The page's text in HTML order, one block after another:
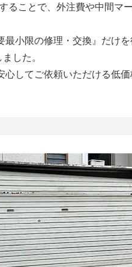
ることで、外注費や中間マ
小限の修理・交換』だけを
した。
心してご依頼いただける低